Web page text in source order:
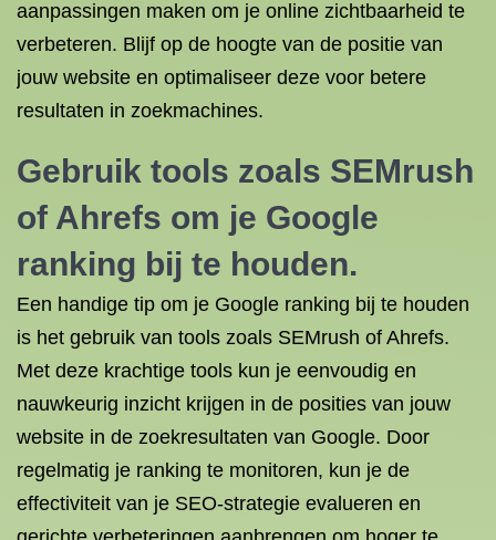
aanpassingen maken om je online zichtbaarheid te
verbeteren. Blijf op de hoogte van de positie van
jouw website en optimaliseer deze voor betere
resultaten in zoekmachines.
Gebruik tools zoals SEMrush
of Ahrefs om je Google
ranking bij te houden.
Een handige tip om je Google ranking bij te houden
is het gebruik van tools zoals SEMrush of Ahrefs.
Met deze krachtige tools kun je eenvoudig en
nauwkeurig inzicht krijgen in de posities van jouw
website in de zoekresultaten van Google. Door
regelmatig je ranking te monitoren, kun je de
effectiviteit van je SEO-strategie evalueren en